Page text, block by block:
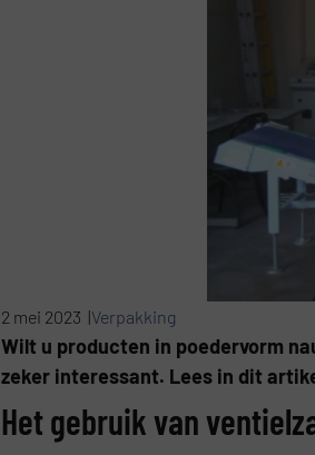
2 mei 2023 |Verpakking
Wilt u producten in poedervorm
zeker interessant. Lees in dit
Het gebruik van